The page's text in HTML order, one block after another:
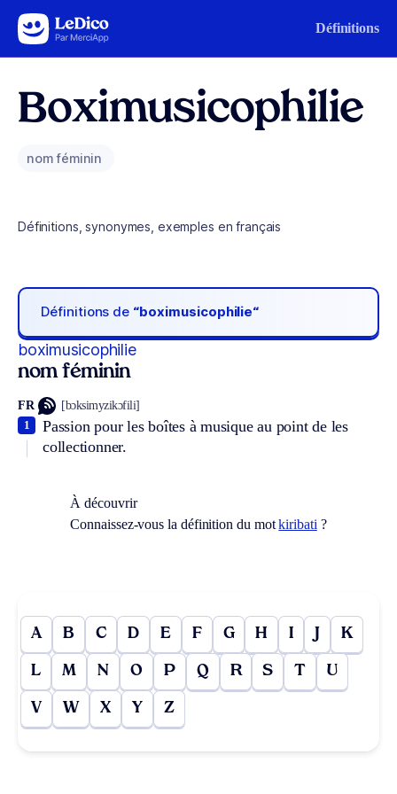
Aller au contenu Définitions
Boximusicophilie
nom féminin
Définitions, synonymes, exemples en français
Définitions de “boximusicophilie“
boximusicophilie
nom féminin
FR [bɔksimyzikɔfili]
Passion pour les boîtes à musique au point de les
collectionner.
1
À découvrir
Connaissez-vous la définition du motkiribati ?
A B C D E F G H I J K
L M N O P Q R S T U
V W X Y Z